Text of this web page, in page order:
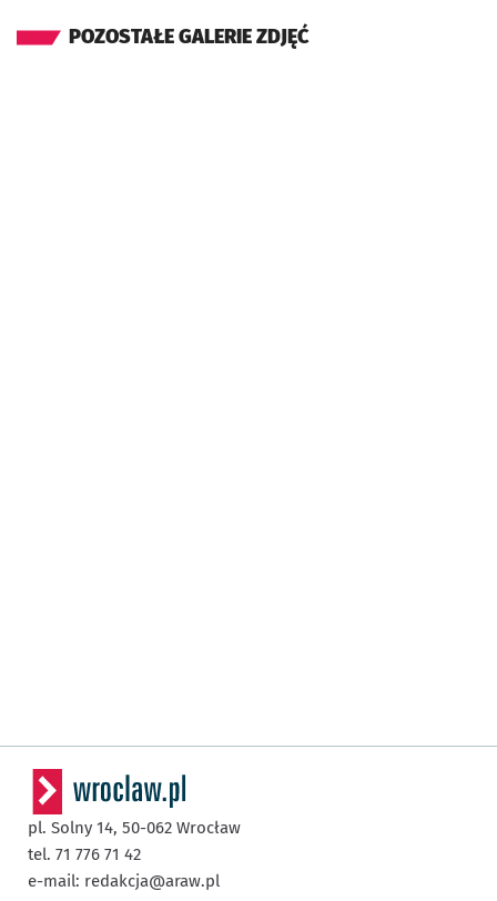
POZOSTAŁE GALERIE ZDJĘĆ
pl. Solny 14, 50-062 Wrocław
tel. 71 776 71 42
e-mail: redakcja@araw.pl